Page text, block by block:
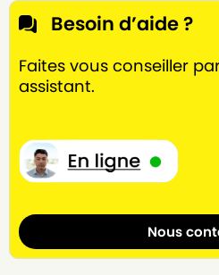
Besoin d’aide ?
Faites vous conseiller
assistant.
Nous